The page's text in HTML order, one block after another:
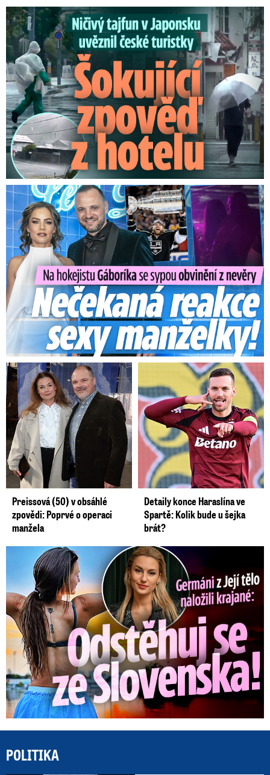
Ničivý tajfun uvěznil české turistky: Šokující zpověď
Na Gáboríka se sypou obvinění z nevěry: Reakce manželky!
Preissová (50) v obsáhlé
zpovědi: Poprvé o operaci
manžela
Detaily konce Haraslína ve
Spartě: Kolik bude u šejka
brát?
Germáni z Jejího těla: Odstěhuj se, vzkázali jí krajané
POLITIKA